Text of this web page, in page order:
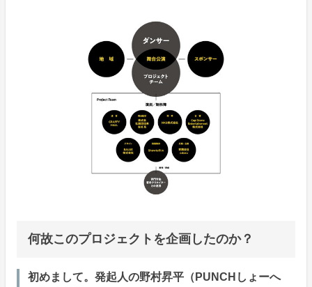
何故このプロジェクトを企画したのか？
初めまして。発起人の野村昇平（PUNCHしょーへ